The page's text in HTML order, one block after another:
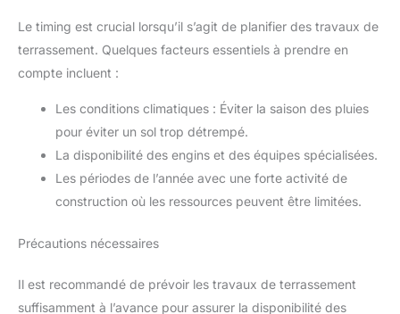
Le timing est crucial lorsqu’il s’agit de planifier des travaux de
terrassement. Quelques facteurs essentiels à prendre en
compte incluent :
Les conditions climatiques : Éviter la saison des pluies
pour éviter un sol trop détrempé.
La disponibilité des engins et des équipes spécialisées.
Les périodes de l’année avec une forte activité de
construction où les ressources peuvent être limitées.
Précautions nécessaires
Il est recommandé de prévoir les travaux de terrassement
suffisamment à l’avance pour assurer la disponibilité des